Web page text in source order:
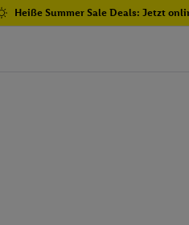
Heiße Summer Sale Deals: Jetzt